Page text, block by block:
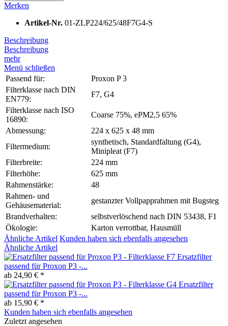
Merken
Artikel-Nr. 01-ZLP224/625/48F7G4-S
Beschreibung
Beschreibung
mehr
Menü schließen
Passend für:
Proxon P 3
Filterklasse nach DIN
EN779:
F7, G4
Filterklasse nach ISO
16890:
Coarse 75%, ePM2,5 65%
Abmessung:
224 x 625 x 48 mm
Filtermedium:
synthetisch, Standardfaltung (G4),
Minipleat (F7)
Filterbreite:
224 mm
Filterhöhe:
625 mm
Rahmenstärke:
48
Rahmen- und
Gehäusematerial:
gestanzter Vollpapprahmen mit Bugsteg
Brandverhalten:
selbstverlöschend nach DIN 53438, F1
Ökologie:
Karton verrottbar, Hausmüll
Ähnliche Artikel Kunden haben sich ebenfalls angesehen
Ähnliche Artikel
Ersatzfilter
passend für Proxon P3 -...
ab 24,90 € *
Ersatzfilter
passend für Proxon P3 -...
ab 15,90 € *
Kunden haben sich ebenfalls angesehen
Zuletzt angesehen